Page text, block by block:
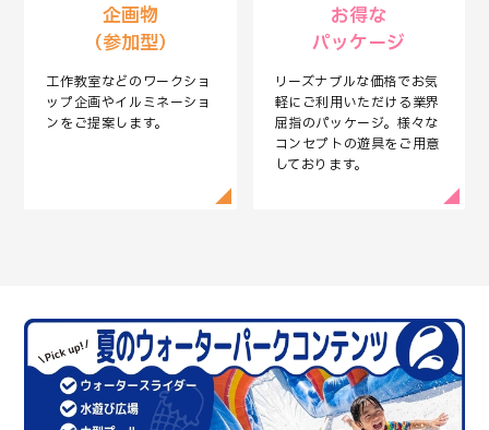
企画物
（参加型）
工作教室などのワークショ
ップ企画やイルミネーショ
ンをご提案します。
お得な
パッケージ
リーズナブルな価格でお気
軽にご利用いただける業界
屈指のパッケージ。様々な
コンセプトの遊具をご用意
しております。